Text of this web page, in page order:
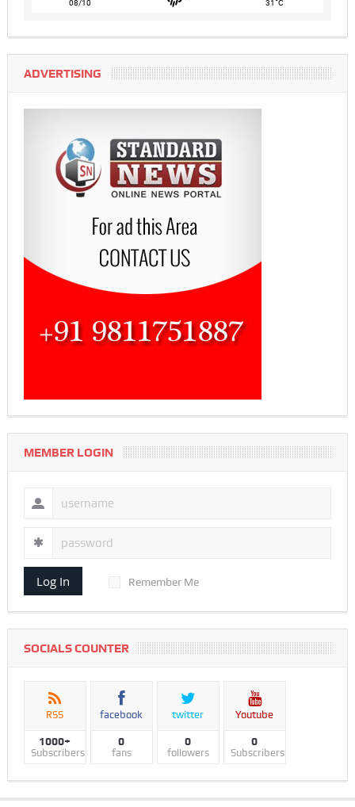
08/10 31 C
ADVERTISING
MEMBER LOGIN
Log In Remember Me
SOCIALS COUNTER
RSS
1000+
Subscribers
facebook
0
fans
twitter
0
followers
Youtube
0
Subscribers